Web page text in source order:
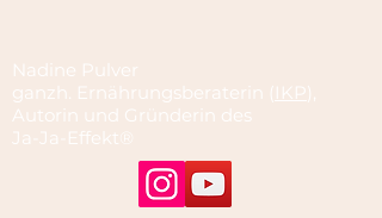
Nadine Pulver
ganzh. Ernährungsberaterin ( IKP),
Autorin und Gründerin des
Ja-Ja-Effekt®